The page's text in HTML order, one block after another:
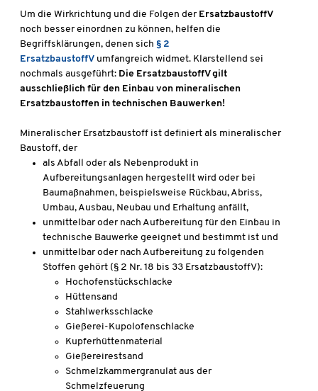
Um die Wirkrichtung und die Folgen der ErsatzbaustoffV
noch besser einordnen zu können, helfen die
Begriffsklärungen, denen sich § 2
ErsatzbaustoffV umfangreich widmet. Klarstellend sei
nochmals ausgeführt: Die ErsatzbaustoffV gilt
ausschließlich für den Einbau von mineralischen
Ersatzbaustoffen in technischen Bauwerken!
Mineralischer Ersatzbaustoff ist definiert als mineralischer
Baustoff, der
als Abfall oder als Nebenprodukt in
Aufbereitungsanlagen hergestellt wird oder bei
Baumaßnahmen, beispielsweise Rückbau, Abriss,
Umbau, Ausbau, Neubau und Erhaltung anfällt,
unmittelbar oder nach Aufbereitung für den Einbau in
technische Bauwerke geeignet und bestimmt ist und
unmittelbar oder nach Aufbereitung zu folgenden
Stoffen gehört (§ 2 Nr. 18 bis 33 ErsatzbaustoffV):
Hochofenstückschlacke
Hüttensand
Stahlwerksschlacke
Gießerei-Kupolofenschlacke
Kupferhüttenmaterial
Gießereirestsand
Schmelzkammergranulat aus der
Schmelzfeuerung